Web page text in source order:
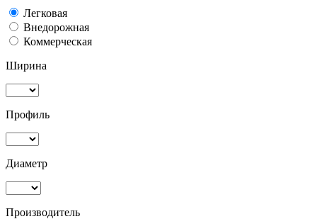
Легковая
Внедорожная
Коммерческая
Ширина
Профиль
Диаметр
Производитель